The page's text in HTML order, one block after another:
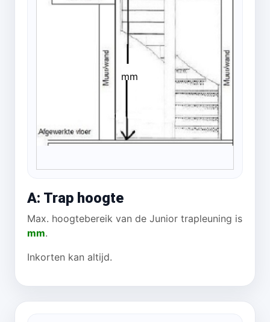
mm
A: Trap hoogte
Max. hoogtebereik van de Junior trapleuning is
mm.
Inkorten kan altijd.